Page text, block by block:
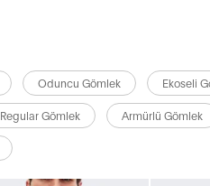
Oduncu Gömlek Ekoseli
Regular Gömlek Armürlü Gömlek